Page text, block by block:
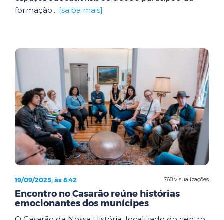
formação... [saiba mais]
768 visualizações
19/09/2025, às 8:42
Encontro no Casarão reúne histórias
emocionantes dos munícipes